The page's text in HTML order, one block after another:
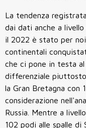
La tendenza
dai dati anche a
il 2022 è stato per
continentali
che ci pone in testa
differenziale piuttosto
la Gran Bretagna con
considerazione
Russia. Mentre a
102 podi alle spalle